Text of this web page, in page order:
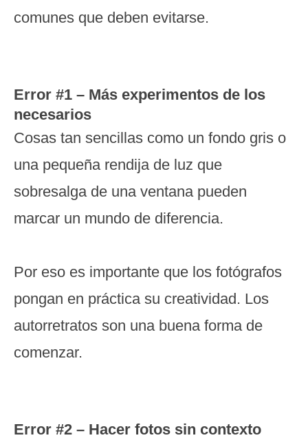
comunes que deben evitarse.
Error #1 – Más experimentos de los
necesarios
Cosas tan sencillas como un fondo gris o
una pequeña rendija de luz que
sobresalga de una ventana pueden
marcar un mundo de diferencia.
Por eso es importante que los fotógrafos
pongan en práctica su creatividad. Los
autorretratos son una buena forma de
comenzar.
Error #2 – Hacer fotos sin contexto